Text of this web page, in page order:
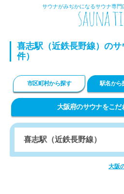
サウナがみぢかになるサウナ専門
喜志駅（近鉄長野線）の
件）
市区町村から探す 駅名から
大阪府のサウナをこだ
大阪